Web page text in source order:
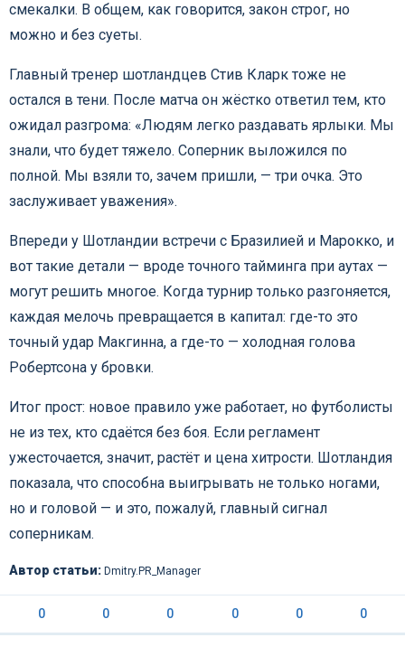
смекалки. В общем, как говорится, закон строг, но
можно и без суеты.
Главный тренер шотландцев Стив Кларк тоже не
остался в тени. После матча он жёстко ответил тем, кто
ожидал разгрома: «Людям легко раздавать ярлыки. Мы
знали, что будет тяжело. Соперник выложился по
полной. Мы взяли то, зачем пришли, — три очка. Это
заслуживает уважения».
Впереди у Шотландии встречи с Бразилией и Марокко, и
вот такие детали — вроде точного тайминга при аутах —
могут решить многое. Когда турнир только разгоняется,
каждая мелочь превращается в капитал: где-то это
точный удар Макгинна, а где-то — холодная голова
Робертсона у бровки.
Итог прост: новое правило уже работает, но футболисты
не из тех, кто сдаётся без боя. Если регламент
ужесточается, значит, растёт и цена хитрости. Шотландия
показала, что способна выигрывать не только ногами,
но и головой — и это, пожалуй, главный сигнал
соперникам.
Автор статьи: Dmitry.PR_Manager
0 0 0 0 0 0